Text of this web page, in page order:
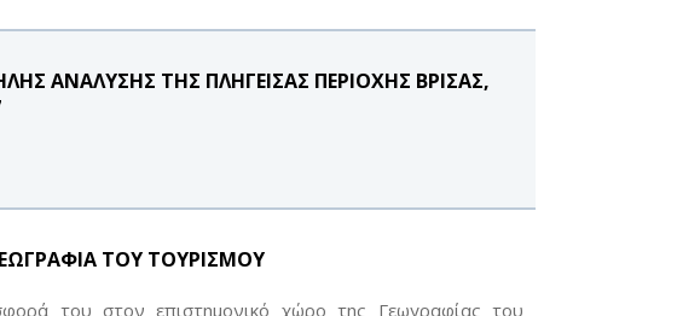
ΑΝΑΛΥΣΗΣ ΤΗΣ ΠΛΗΓΕΙΣΑΣ ΠΕΡΙΟΧΗΣ ΒΡΙΣΑΣ,
ΤΟΥ ΤΟΥΡΙΣΜΟΥ
του στον επιστημονικό χώρο της Γεωγραφίας του